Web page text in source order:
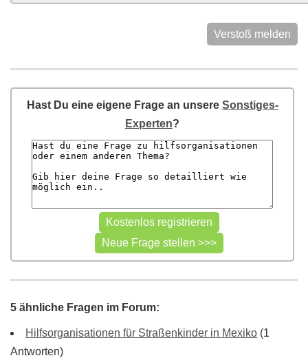
Verstoß melden
Hast Du eine eigene Frage an unsere Sonstiges-
Experten?
5 ähnliche Fragen im Forum:
Hilfsorganisationen für Straßenkinder in Mexiko (1
Antworten)